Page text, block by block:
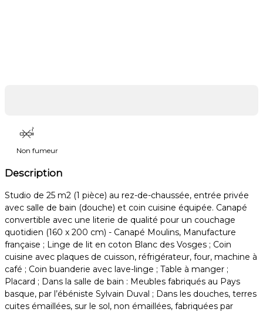
Non fumeur
Description
Studio de 25 m2 (1 pièce) au rez-de-chaussée, entrée privée
avec salle de bain (douche) et coin cuisine équipée. Canapé
convertible avec une literie de qualité pour un couchage
quotidien (160 x 200 cm) - Canapé Moulins, Manufacture
française ; Linge de lit en coton Blanc des Vosges ; Coin
cuisine avec plaques de cuisson, réfrigérateur, four, machine à
café ; Coin buanderie avec lave-linge ; Table à manger ;
Placard ; Dans la salle de bain : Meubles fabriqués au Pays
basque, par l’ébéniste Sylvain Duval ; Dans les douches, terres
cuites émaillées, sur le sol, non émaillées, fabriquées par